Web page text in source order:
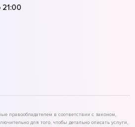
правообладателем в соответствии с законом,
для того, чтобы детально описать услуги,